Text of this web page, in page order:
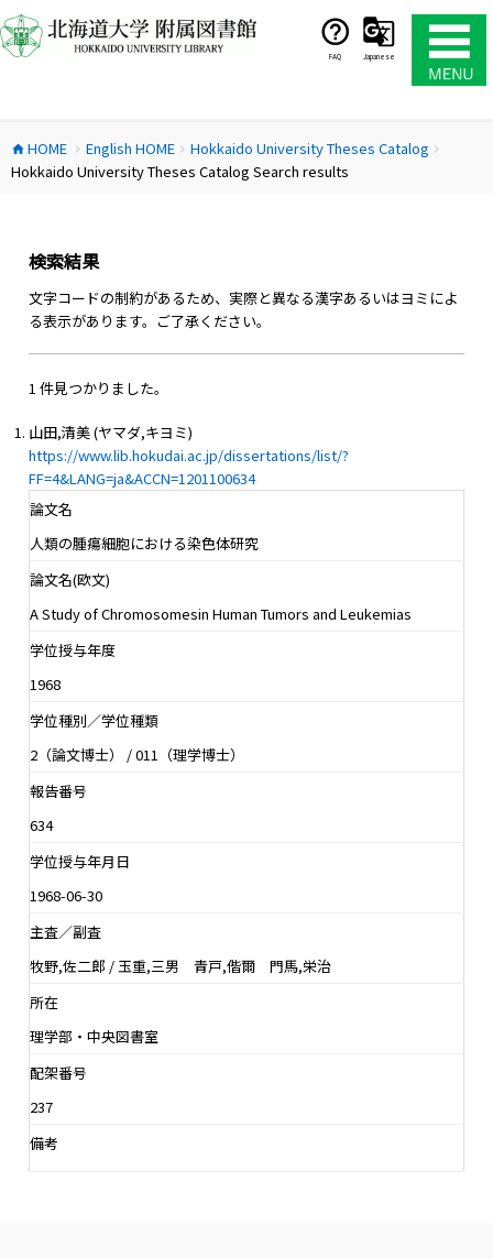
ン
テ
ス
キ
FAQ Japanese
home HOME chevron_right English HOMEchevron_right Hokkaido University Theses Catalog chevron_right
Hokkaido University Theses Catalog Search results
検索結果
文字コードの制約があるため、実際と異なる漢字あるいはヨミによ
る表示があります。ご了承ください。
1 件見つかりました。
山田,清美 (ヤマダ,キヨミ)
https://www.lib.hokudai.ac.jp/dissertations/list/?
FF=4&LANG=ja&ACCN=1201100634
論文名
人類の腫瘍細胞における染色体研究
論文名(欧文)
A Study of Chromosomesin Human Tumors and Leukemias
学位授与年度
1968
学位種別／学位種類
2（論文博士） / 011（理学博士）
報告番号
634
学位授与年月日
1968-06-30
主査／副査
牧野,佐二郎 / 玉重,三男 青戸,偕爾 門馬,栄治
所在
理学部・中央図書室
配架番号
237
備考